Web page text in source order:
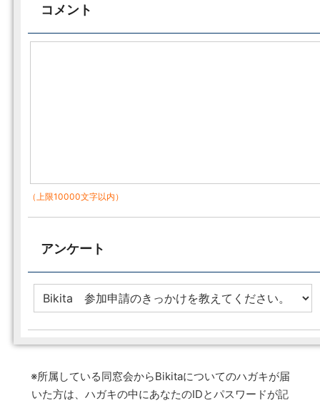
コメント
（上限10000文字以内）
アンケート
※所属している同窓会からBikitaについてのハガキが届
いた方は、ハガキの中にあなたのIDとパスワードが記